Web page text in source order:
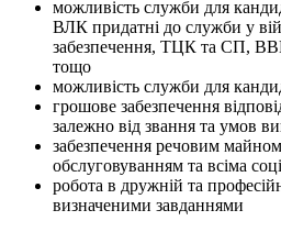
можливість служби для
ВЛК придатні до служби у
забезпечення, ТЦК та СП,
тощо
можливість служби для
​грошове забезпечення
залежно від звання та умов
забезпечення речовим
обслуговуванням та всіма
робота в дружній та
визначеними завданнями